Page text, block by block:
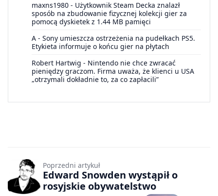
maxns1980 - Użytkownik Steam Decka znalazł
sposób na zbudowanie fizycznej kolekcji gier za
pomocą dyskietek z 1.44 MB pamięci
A - Sony umieszcza ostrzeżenia na pudełkach PS5.
Etykieta informuje o końcu gier na płytach
Robert Hartwig - Nintendo nie chce zwracać
pieniędzy graczom. Firma uważa, że klienci u USA
„otrzymali dokładnie to, za co zapłacili”
Poprzedni artykuł
Edward Snowden wystąpił o
rosyjskie obywatelstwo